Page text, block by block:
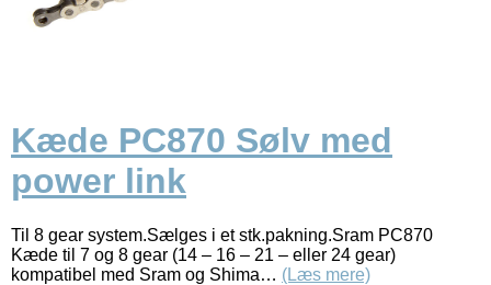
Kæde PC870 Sølv med
power link
Til 8 gear system.Sælges i et stk.pakning.Sram PC870
Kæde til 7 og 8 gear (14 – 16 – 21 – eller 24 gear)
kompatibel med Sram og Shima… (Læs mere)